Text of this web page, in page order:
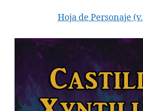
Hoja de Personaje (v.